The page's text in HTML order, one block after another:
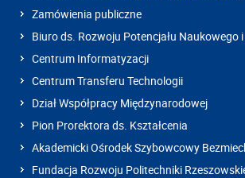
Zamówienia publiczne
Biuro ds. Rozwoju Potencjału Naukowego
Centrum Informatyzacji
Centrum Transferu Technologii
Dział Współpracy Międzynarodowej
Pion Prorektora ds. Kształcenia
Akademicki Ośrodek Szybowcowy
Fundacja Rozwoju Politechniki